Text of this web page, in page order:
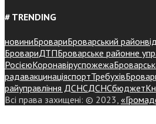
# TRENDING
новиниБровариБроварський район
БровариДТПБроварське районне
РосієюКоронавіруспожежа
радавакцинаціяспортТребухів
райуправління ДСНСДСНСбюджет
Всі права захищені: © 2023,